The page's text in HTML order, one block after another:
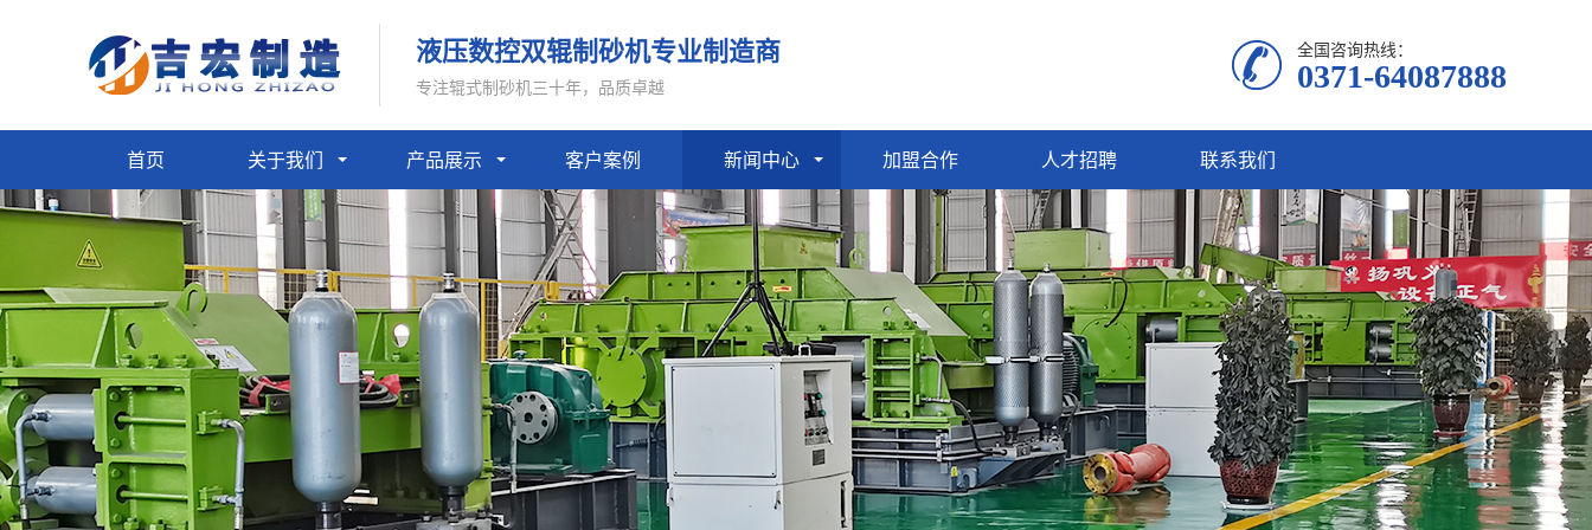
液压数控双辊制砂机专业制造商
专注辊式制砂机三十年，品质卓越
全国咨询热线：
0371-64087888
首页 关于我们 产品展示 客户案例 新闻中心 加盟合作 人才招聘 联系我们